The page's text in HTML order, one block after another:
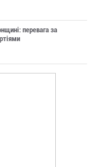
перевага за